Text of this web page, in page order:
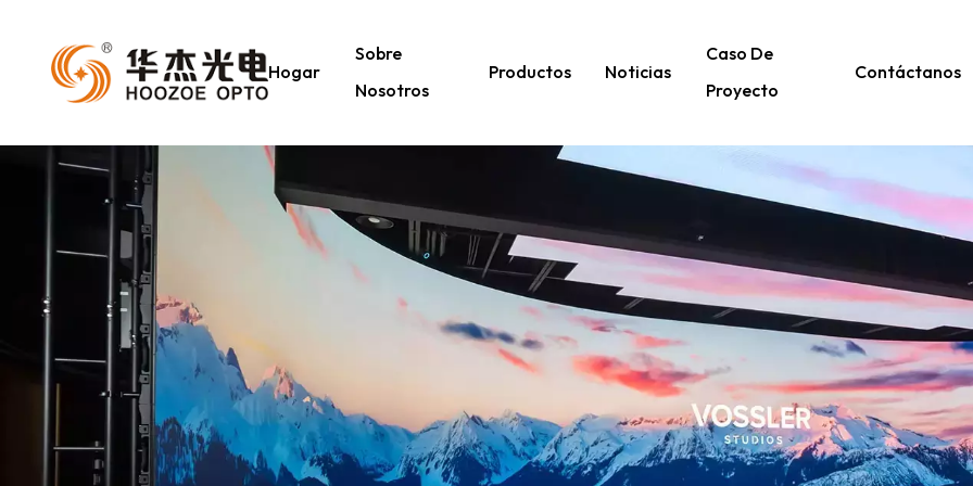
Hogar
Sobre
Nosotros
Productos Noticias
Caso De
Proyecto
Contáctanos